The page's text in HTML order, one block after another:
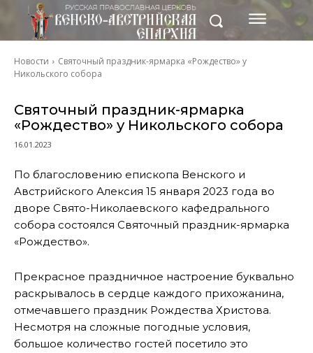
Новости
Святочный праздник-ярмарка «Рождество» у
Никольского собора
Святочный праздник-ярмарка
«Рождество» у Никольского собора
16.01.2023
По благословению епископа Венского и
Австрийского Алексия 15 января 2023 года во
дворе Свято-Николаевского кафедрального
собора состоялся Святочный праздник-ярмарка
«Рождество».
Прекрасное праздничное настроение буквально
раскрывалось в сердце каждого прихожанина,
отмечавшего праздник Рождества Христова.
Несмотря на сложные погодные условия,
большое количество гостей посетило это